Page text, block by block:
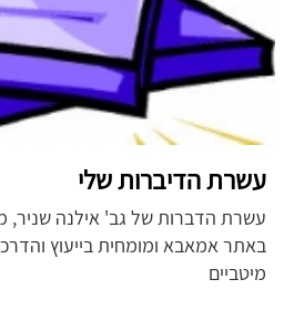
עשרת הדיברות שלי
עשרת הדברות של גב' אילנה שניר,
באתר אמאבא ומומחית בייעוץ
מיטביים